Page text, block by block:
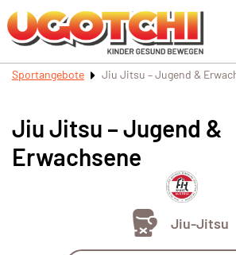
Sportangebote Jiu Jitsu – Jugend &
Jiu Jitsu – Jugend &
Erwachsene
Jiu-Jitsu